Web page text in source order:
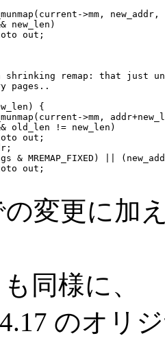
>mm, new_addr,
out;
shrinking remap: that just
pages..
{
>mm,
!= new_len)
out;
& MREMAP_FIXED) ||
out;
の変更に加
同様に、
のオリ